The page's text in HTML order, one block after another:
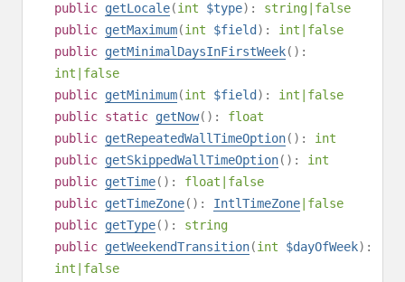
public getLocale(int $type): string false
public getMaximum(int $field ): int
false
public getMinimalDaysInFirstWeek():
int
false
public getMinimum(int $field ): int
false
public static getNow(): float
public getRepeatedWallTimeOption(): int
public getSkippedWallTimeOption(): int
public getTime(): float
false
public getTimeZone(): IntlTimeZone false
public getType(): string
public getWeekendTransition(int $dayOfWeek):
int
false